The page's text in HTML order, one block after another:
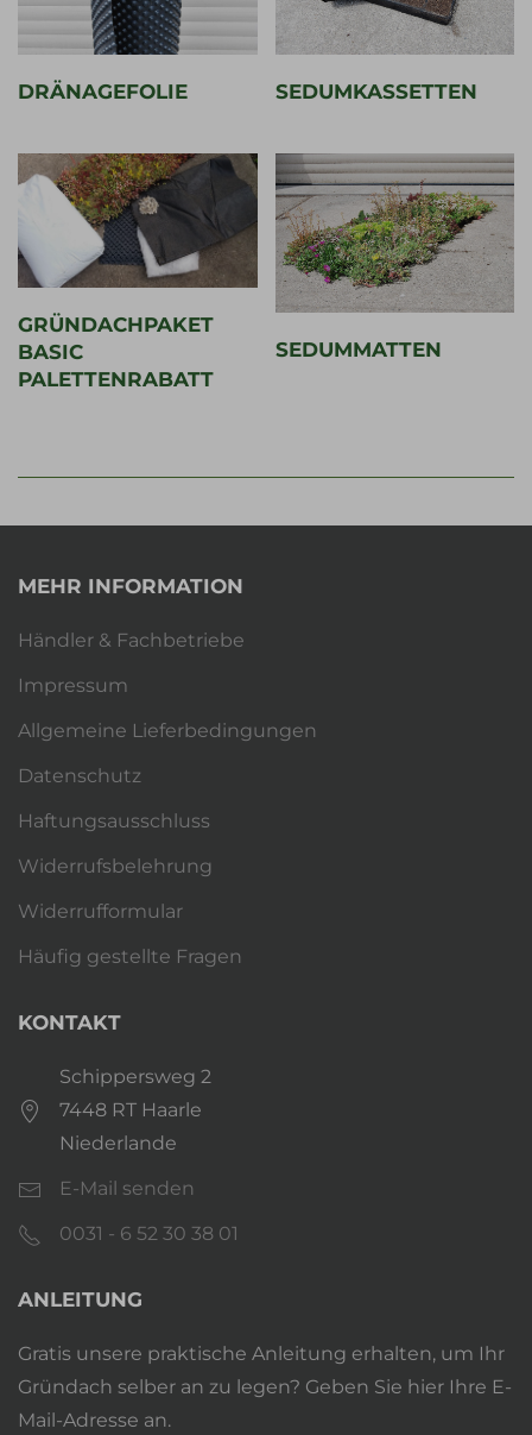
DRÄNAGEFOLIE SEDUMKASSETTEN
GRÜNDACHPAKET
BASIC
PALETTENRABATT
SEDUMMATTEN
MEHR INFORMATION
Händler & Fachbetriebe
Impressum
Allgemeine Lieferbedingungen
Datenschutz
Haftungsausschluss
Widerrufsbelehrung
Widerrufformular
Häufig gestellte Fragen
KONTAKT
Schippersweg 2
7448 RT Haarle
Niederlande
E-Mail senden
0031 - 6 52 30 38 01
ANLEITUNG
Gratis unsere praktische Anleitung erhalten, um Ihr
Gründach selber an zu legen? Geben Sie hier Ihre E-
Mail-Adresse an.